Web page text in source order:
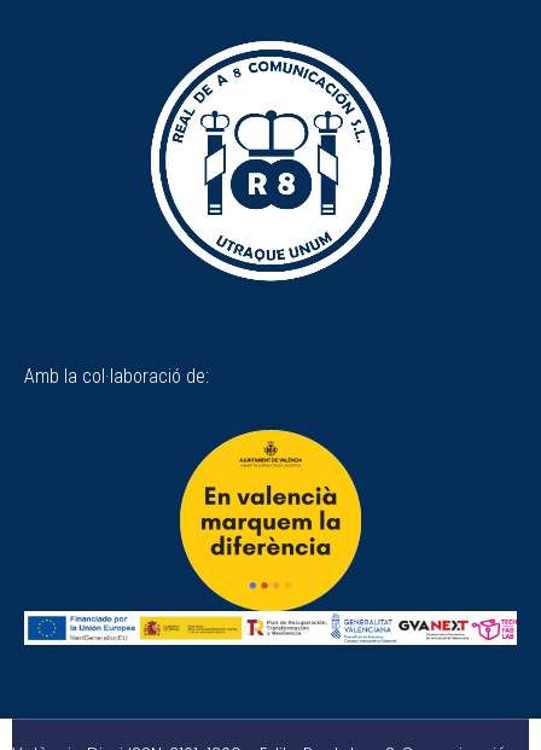
Amb la col·laboració de: